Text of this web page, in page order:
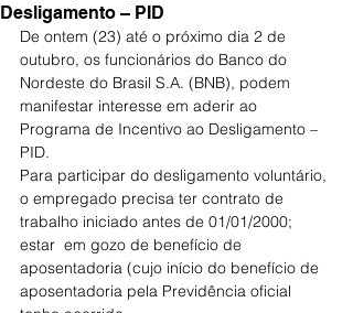
Desligamento – PID
De ontem (23) até o próximo dia 2 de
outubro, os funcionários do Banco do
Nordeste do Brasil S.A. (BNB), podem
manifestar interesse em aderir ao
Programa de Incentivo ao Desligamento –
PID.
Para participar do desligamento voluntário,
o empregado precisa ter contrato de
trabalho iniciado antes de 01/01/2000;
estar  em gozo de benefício de
aposentadoria (cujo início do benefício de
aposentadoria pela Previdência oficial